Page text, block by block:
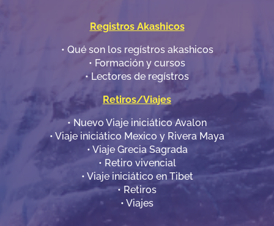
Registros Akashicos
•​ Qué son los regístros akashicos
•​ Formación y cursos
•​ Lectores de regístros
Retiros/Viajes
•​ Nuevo Viaje iniciático Avalon
•​ Viaje iniciático Mexico y Rivera Maya
•​ Viaje Grecia Sagrada
•​ Retiro vivencial
•​ Viaje iniciático en Tibet
•​ Retiros
•​ Viajes